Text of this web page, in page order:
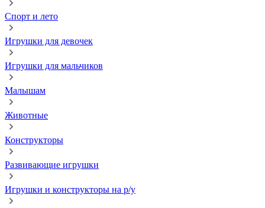
Спорт и лето
Игрушки для девочек
Игрушки для мальчиков
Малышам
Животные
Конструкторы
Развивающие игрушки
Игрушки и конструкторы на р/у